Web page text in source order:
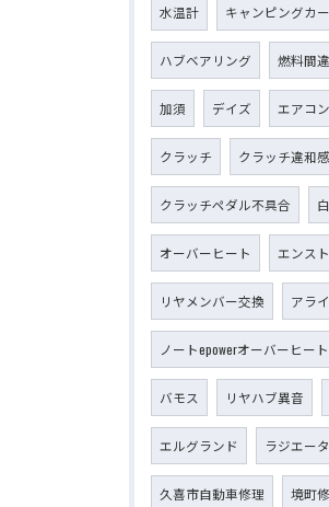
水温計 キャンピングカー
ハブベアリング 燃料間
加須 デイズ エアコ
クラッチ クラッチ違和感
クラッチペダル不具合
オーバーヒート エンスト
リヤメンバー交換 アラ
ノートepowerオーバーヒート
バモス リヤハブ異音
エルグランド ラジエー
久喜市自動車修理 境町